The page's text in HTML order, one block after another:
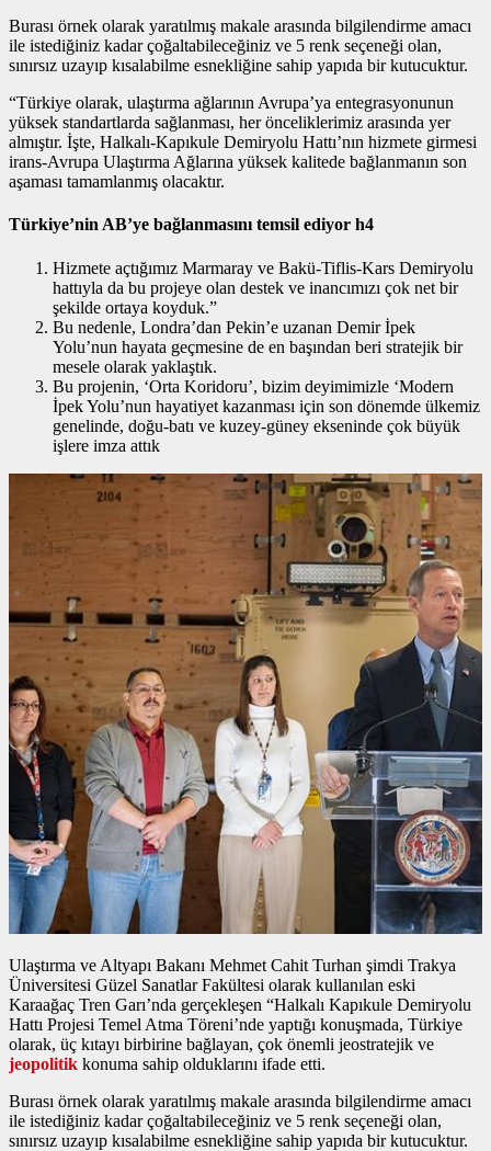
Burası örnek olarak yaratılmış makale arasında bilgilendirme amacı
ile istediğiniz kadar çoğaltabileceğiniz ve 5 renk seçeneği olan,
sınırsız uzayıp kısalabilme esnekliğine sahip yapıda bir kutucuktur.
“Türkiye olarak, ulaştırma ağlarının Avrupa’ya entegrasyonunun
yüksek standartlarda sağlanması, her önceliklerimiz arasında yer
almıştır. İşte, Halkalı-Kapıkule Demiryolu Hattı’nın hizmete girmesi
irans-Avrupa Ulaştırma Ağlarına yüksek kalitede bağlanmanın son
aşaması tamamlanmış olacaktır.
Türkiye’nin AB’ye bağlanmasını temsil ediyor h4
Hizmete açtığımız Marmaray ve Bakü-Tiflis-Kars Demiryolu
hattıyla da bu projeye olan destek ve inancımızı çok net bir
şekilde ortaya koyduk.”
Bu nedenle, Londra’dan Pekin’e uzanan Demir İpek
Yolu’nun hayata geçmesine de en başından beri stratejik bir
mesele olarak yaklaştık.
Bu projenin, ‘Orta Koridoru’, bizim deyimimizle ‘Modern
İpek Yolu’nun hayatiyet kazanması için son dönemde ülkemiz
genelinde, doğu-batı ve kuzey-güney ekseninde çok büyük
işlere imza attık
Ulaştırma ve Altyapı Bakanı Mehmet Cahit Turhan şimdi Trakya
Üniversitesi Güzel Sanatlar Fakültesi olarak kullanılan eski
Karaağaç Tren Garı’nda gerçekleşen “Halkalı Kapıkule Demiryolu
Hattı Projesi Temel Atma Töreni’nde yaptığı konuşmada, Türkiye
olarak, üç kıtayı birbirine bağlayan, çok önemli jeostratejik ve
jeopolitik konuma sahip olduklarını ifade etti.
Burası örnek olarak yaratılmış makale arasında bilgilendirme amacı
ile istediğiniz kadar çoğaltabileceğiniz ve 5 renk seçeneği olan,
sınırsız uzayıp kısalabilme esnekliğine sahip yapıda bir kutucuktur.